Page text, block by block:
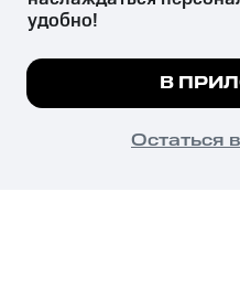
психотропных веществ, их
их незаконный оборот
законодательством
© 2026 ООО «КИОН».
Все права защищены
Мы используем куки,
Подробнее
удобно!
В
Остаться